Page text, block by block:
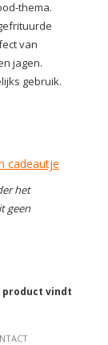
thema.
van
jagen.
gebruik.
cadeautje
het
geen
product vindt